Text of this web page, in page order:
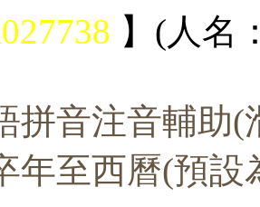
】(人名
拼音注音輔助
年至西曆(預設